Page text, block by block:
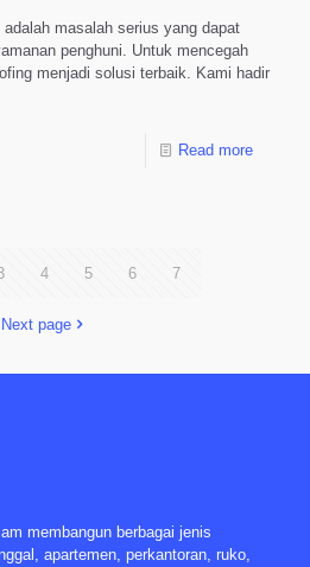
adalah masalah serius yang dapat
penghuni. Untuk mencegah
menjadi solusi terbaik. Kami hadir
Read more
4 5 6 7
Next page
membangun berbagai jenis
apartemen, perkantoran, ruko,